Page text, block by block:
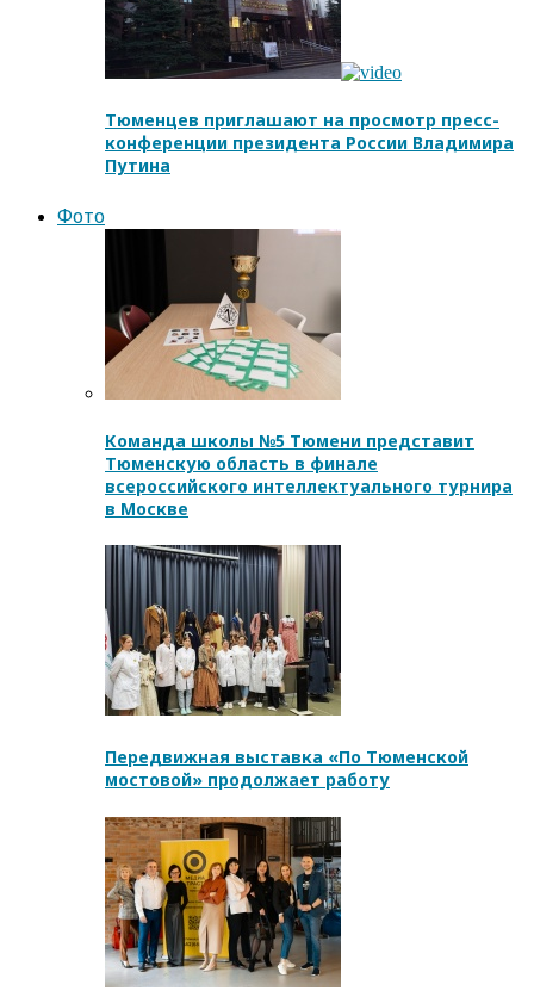
Тюменцев приглашают на просмотр пресс-
конференции президента России Владимира
Путина
Фото
Команда школы №5 Тюмени представит
Тюменскую область в финале
всероссийского интеллектуального турнира
в Москве
Передвижная выставка «По Тюменской
мостовой» продолжает работу